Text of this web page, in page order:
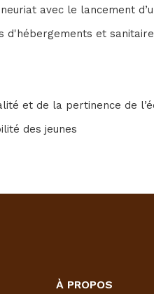
avec le lancement
d'hébergements et
et de la pertinence de
des jeunes
À PROPOS